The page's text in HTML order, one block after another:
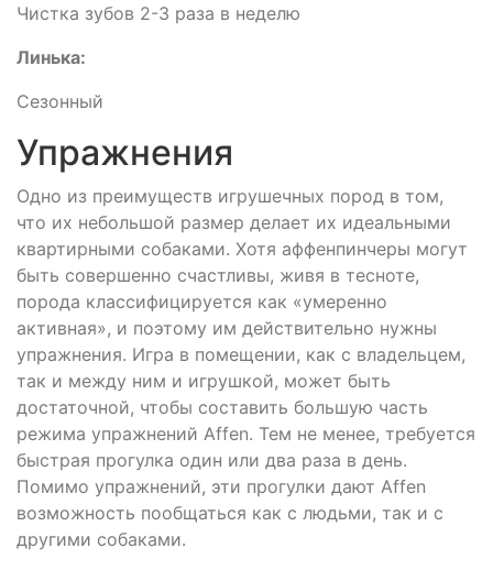
Чистка зубов 2-3 раза в неделю
Линька:
Сезонный
Упражнения
Одно из преимуществ игрушечных пород в том,
что их небольшой размер делает их идеальными
квартирными собаками. Хотя аффенпинчеры могут
быть совершенно счастливы, живя в тесноте,
порода классифицируется как «умеренно
активная», и поэтому им действительно нужны
упражнения. Игра в помещении, как с владельцем,
так и между ним и игрушкой, может быть
достаточной, чтобы составить большую часть
режима упражнений Affen. Тем не менее, требуется
быстрая прогулка один или два раза в день.
Помимо упражнений, эти прогулки дают Affen
возможность пообщаться как с людьми, так и с
другими собаками.